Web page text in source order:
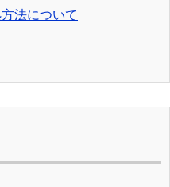
法について